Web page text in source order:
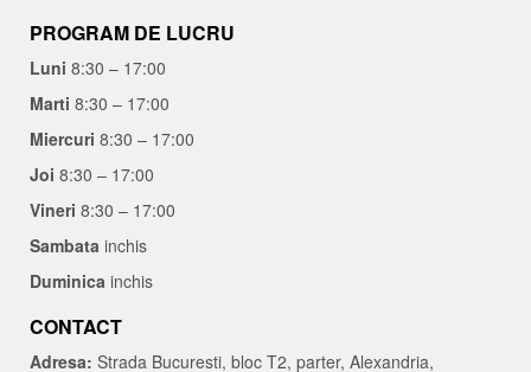
PROGRAM DE LUCRU
Luni 8:30 – 17:00
Marti 8:30 – 17:00
Miercuri 8:30 – 17:00
Joi 8:30 – 17:00
Vineri 8:30 – 17:00
Sambata inchis
Duminica inchis
CONTACT
Adresa: Strada Bucuresti, bloc T2, parter, Alexandria,